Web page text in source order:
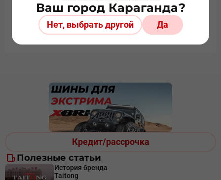
Кредит/рассрочка
Полезные статьи
История бренда
Taitong
Более 20 лет на рынке
Безопасная онлайн
оплата
Ваш город Караганда?
Нет, выбрать другой Да